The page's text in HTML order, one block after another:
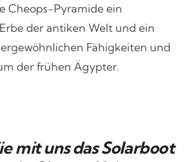
Cheops-Pyramide ein
der antiken Welt und ein
Fähigkeiten und
der frühen Ägypter.
mit uns das Solarboot